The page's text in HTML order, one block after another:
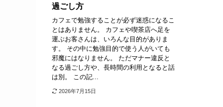
過ごし方
カフェで勉強することが必ず迷惑になるこ
とはありません。 カフェや喫茶店へ足を
運ぶお客さんは、いろんな目的がありま
す。 その中に勉強目的で使う人がいても
邪魔にはなりません。 ただマナー違反と
なる過ごし方や、長時間の利用となると話
は別。 この記...
2026年7月15日